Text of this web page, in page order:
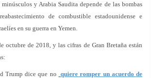
minúsculos y Arabia Saudita depende de las bombas
de combustible estadounidense e
en su guerra en Yemen.
octubre de 2018, y las cifras de Gran Bretaña están
Trump dice que no quiere romper un acuerdo de